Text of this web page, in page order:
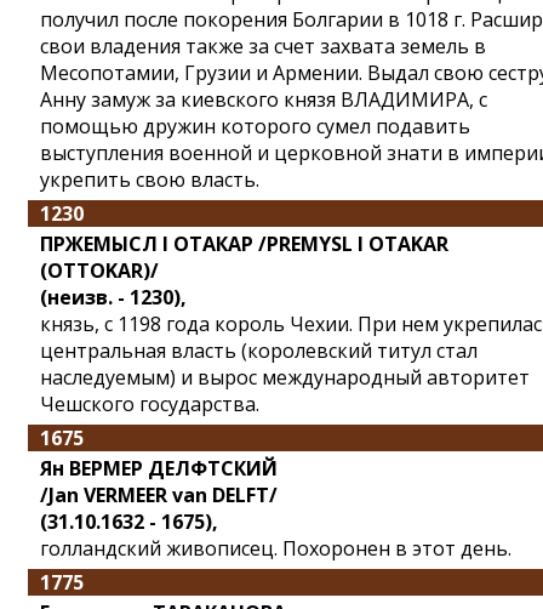
получил после покорения Болгарии в 1018 г.
свои владения также за счет захвата земель в
Месопотамии, Грузии и Армении. Выдал свою
Анну замуж за киевского князя ВЛАДИМИРА, с
помощью дружин которого сумел подавить
выступления военной и церковной знати в
укрепить свою власть.
1230
ПРЖЕМЫСЛ I ОТАКАР /PREMYSL I OTAKAR
(OTTOKAR)/
(неизв. - 1230),
князь, с 1198 года король Чехии. При нем
центральная власть (королевский титул стал
наследуемым) и вырос международный авторитет
Чешского государства.
1675
Ян ВЕРМЕР ДЕЛФТСКИЙ
/Jan VERMEER van DELFT/
(31.10.1632 - 1675),
голландский живописец. Похоронен в этот день.
1775